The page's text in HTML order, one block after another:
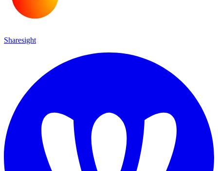
Sharesight